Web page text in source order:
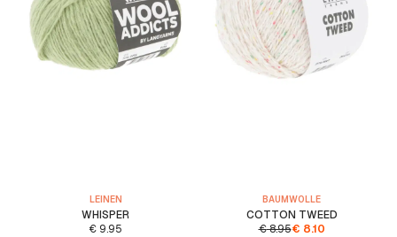
LEINEN
WHISPER
€ 9.95
BAUMWOLLE
COTTON TWEED
€8.95€ 8.10